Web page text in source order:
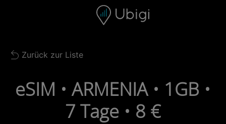
Navigationsleiste Fußzeile
Back to list
Zurück zur Liste
eSIM • ARMENIA • 1GB •
7 Tage • 8 €